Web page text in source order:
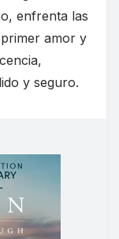
enfrenta las
primer amor y
y seguro.